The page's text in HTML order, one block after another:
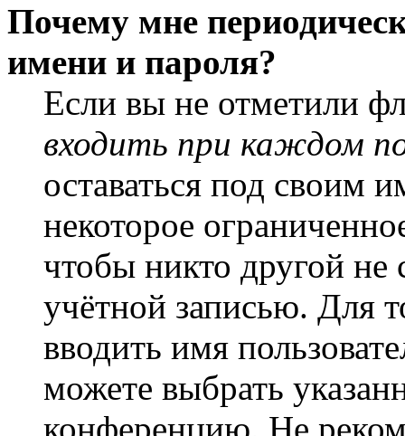
Почему мне
имени и пароля?
Если вы не отметили
входить при каждом
оставаться под своим
некоторое
чтобы никто другой не
учётной записью. Для
вводить имя
можете выбрать
конференцию. Не